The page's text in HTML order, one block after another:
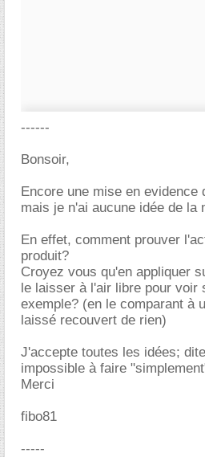
------
Bonsoir,
Encore une mise en evidence
mais je n'ai aucune idée de la
En effet, comment prouver
produit?
Croyez vous qu'en appliquer
le laisser à l'air libre pour voir
exemple? (en le comparant à
laissé recouvert de rien)
J'accepte toutes les idées;
impossible à faire
Merci
fibo81
-----